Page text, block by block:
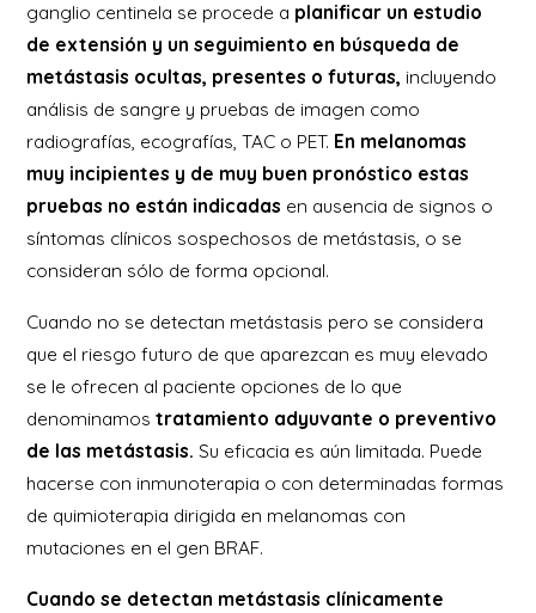
ganglio centinela se procede a planificar un estudio
de extensión y un seguimiento en búsqueda de
metástasis ocultas, presentes o futuras, incluyendo
análisis de sangre y pruebas de imagen como
radiografías, ecografías, TAC o PET. En melanomas
muy incipientes y de muy buen pronóstico estas
pruebas no están indicadas en ausencia de signos o
síntomas clínicos sospechosos de metástasis, o se
consideran sólo de forma opcional.
Cuando no se detectan metástasis pero se considera
que el riesgo futuro de que aparezcan es muy elevado
se le ofrecen al paciente opciones de lo que
denominamostratamiento adyuvante o preventivo
de las metástasis. Su eficacia es aún limitada. Puede
hacerse con inmunoterapia o con determinadas formas
de quimioterapia dirigida en melanomas con
mutaciones en el gen BRAF.
Cuando se detectan metástasis clínicamente